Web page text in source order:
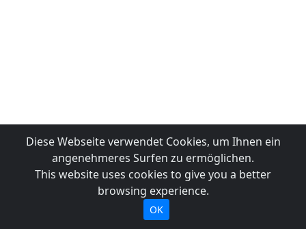
Diese Webseite verwendet Cookies, um Ihnen ein
angenehmeres Surfen zu ermöglichen.
This website uses cookies to give you a better
browsing experience.
OK